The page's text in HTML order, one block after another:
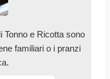
Tonno e Ricotta sono
familiari o i pranzi